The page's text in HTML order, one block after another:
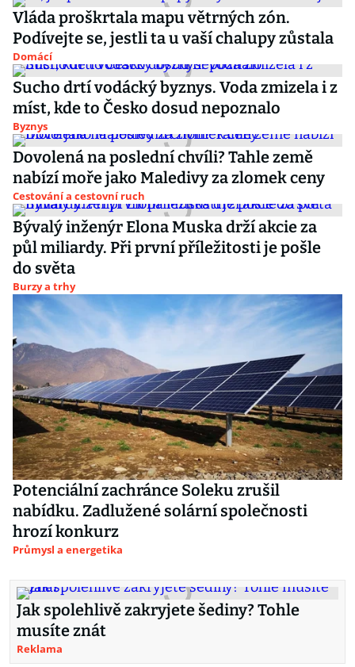
Vláda proškrtala mapu větrných zón.
Podívejte se, jestli ta u vaší chalupy zůstala
Domácí
Sucho drtí vodácký byznys. Voda zmizela i z
míst, kde to Česko dosud nepoznalo
Byznys
Dovolená na poslední chvíli? Tahle země
nabízí moře jako Maledivy za zlomek ceny
Cestování a cestovní ruch
Bývalý inženýr Elona Muska drží akcie za
půl miliardy. Při první příležitosti je pošle
do světa
Burzy a trhy
Potenciální zachránce Soleku zrušil
nabídku. Zadlužené solární společnosti
hrozí konkurz
Průmysl a energetika
Jak spolehlivě zakryjete šediny? Tohle
musíte znát
Reklama